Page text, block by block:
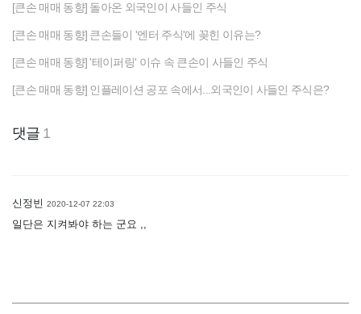
[큰손 매매 동향] 돌아온 외국인이 사들인 주식
[큰손 매매 동향] 큰손들이 '엔터 주식'에 꽂힌 이유는?
[큰손 매매 동향] '테이퍼링' 이슈 속 큰손이 사들인 주식
[큰손 매매 동향] 인플레이션 공포 속에서...외국인이 사들인 주식은?
댓글 1
신정빈 2020-12-07 22:03
일단은 지켜봐야 하는 군요 ,,